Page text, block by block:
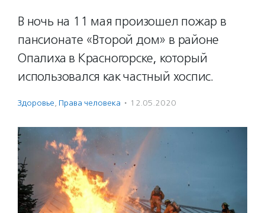
В ночь на 11 мая произошел пожар в
пансионате «Второй дом» в районе
Опалиха в Красногорске, который
использовался как частный хоспис.
Здоровье, Права человека · 12.05.2020